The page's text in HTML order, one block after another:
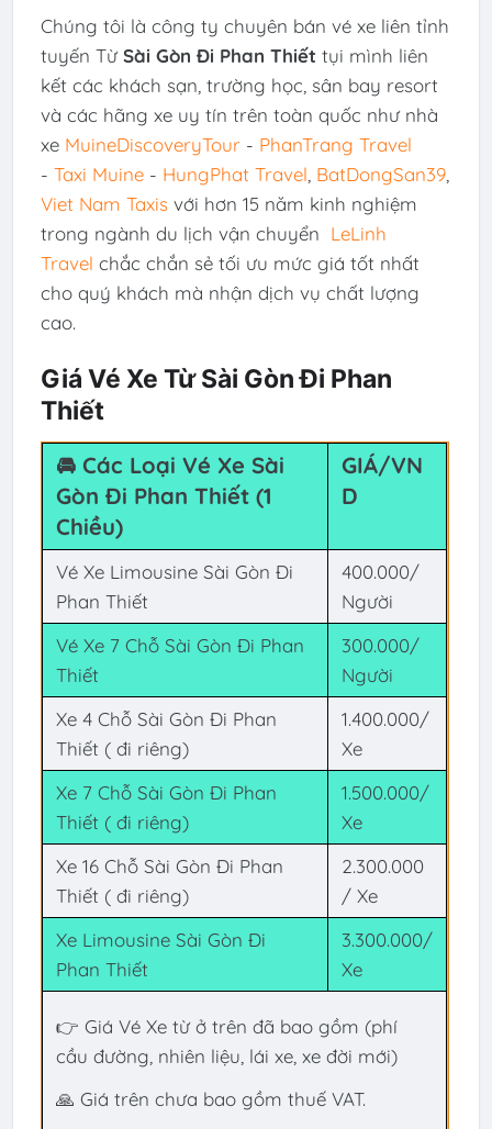
Chúng tôi là công ty chuyên bán vé xe liên tỉnh
tuyến TừSài Gòn Đi Phan Thiết tụi mình liên
kết các khách sạn, trường học, sân bay resort
và các hãng xe uy tín trên toàn quốc như nhà
xe MuineDiscoveryTour- PhanTrang Travel
- Taxi Muine- HungPhat Travel BatDongSan39,
Viet Nam Taxisvới hơn 15 năm kinh nghiệm
trong ngành du lịch vận chuyển LeLinh
Travel chắc chắn sẻ tối ưu mức giá tốt nhất
cho quý khách mà nhận dịch vụ chất lượng
cao.
Giá Vé Xe Từ Sài Gòn Đi Phan
Thiết
🚘 Các Loại Vé Xe Sài
Gòn Đi Phan Thiết (1
Chiều)
GIÁ/VN
D
Vé Xe Limousine Sài Gòn Đi
Phan Thiết
400.000/
Người
Vé Xe 7 Chỗ Sài Gòn Đi Phan
Thiết
300.000/
Người
Xe 4 Chỗ Sài Gòn Đi Phan
Thiết ( đi riêng)
1.400.000/
Xe
Xe 7 Chỗ Sài Gòn Đi Phan
Thiết ( đi riêng)
1.500.000/
Xe
Xe 16 Chỗ Sài Gòn Đi Phan
Thiết ( đi riêng)
2.300.000
/ Xe
Xe Limousine Sài Gòn Đi
Phan Thiết
3.300.000/
Xe
👉 Giá Vé Xe từ ở trên đã bao gồm (phí
cầu đường, nhiên liệu, lái xe, xe đời mới)
🙏 Giá trên chưa bao gồm thuế VAT.